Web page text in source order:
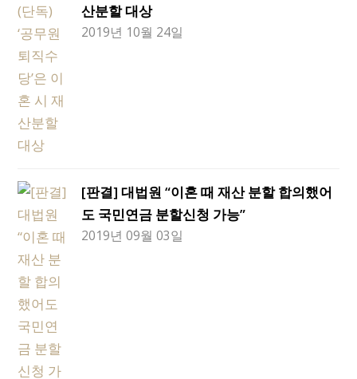
산분할 대상
2019년 10월 24일
[판결] 대법원 “이혼 때 재산 분할 합의했어
도 국민연금 분할신청 가능”
2019년 09월 03일